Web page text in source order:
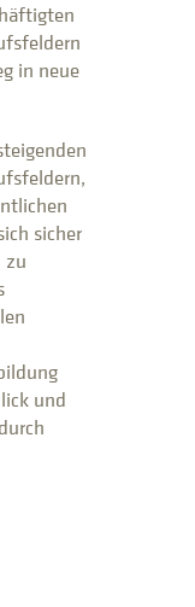
in neue
sicher
zu
und